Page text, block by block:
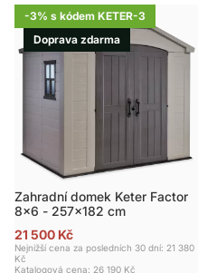
-3% s kódem KETER-3
Doprava zdarma
Zahradní domek Keter Factor
8x6 - 257x182 cm
21 500 Kč
Nejnižší cena za posledních 30 dní: 21 380
Kč
Katalogová cena: 26 190 Kč